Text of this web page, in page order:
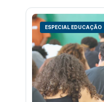
ESPECIAL EDUCAÇÃO